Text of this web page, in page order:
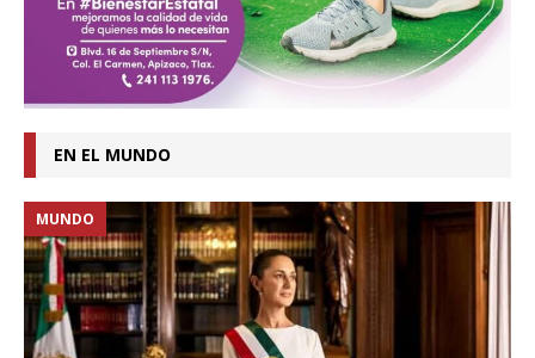
EN EL MUNDO
MUNDO